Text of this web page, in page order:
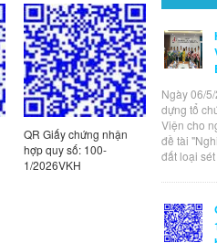
QR Giấy chứng nhận
hợp quy số 395-
12/2025VKH
QR
hợp
121/
Ngày 06/
dựng tổ
Viện cho
đề tài
đất loại